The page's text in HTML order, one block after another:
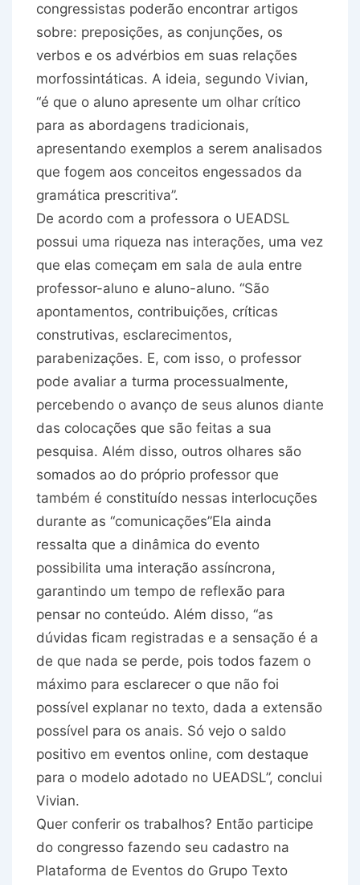
congressistas poderão encontrar artigos
sobre: preposições, as conjunções, os
verbos e os advérbios em suas relações
morfossintáticas. A ideia, segundo Vivian,
“é que o aluno apresente um olhar crítico
para as abordagens tradicionais,
apresentando exemplos a serem analisados
que fogem aos conceitos engessados da
gramática prescritiva”.
De acordo com a professora o UEADSL
possui uma riqueza nas interações, uma vez
que elas começam em sala de aula entre
professor-aluno e aluno-aluno. “São
apontamentos, contribuições, críticas
construtivas, esclarecimentos,
parabenizações. E, com isso, o professor
pode avaliar a turma processualmente,
percebendo o avanço de seus alunos diante
das colocações que são feitas a sua
pesquisa. Além disso, outros olhares são
somados ao do próprio professor que
também é constituído nessas interlocuções
durante as “comunicações”Ela ainda
ressalta que a dinâmica do evento
possibilita uma interação assíncrona,
garantindo um tempo de reflexão para
pensar no conteúdo. Além disso, “as
dúvidas ficam registradas e a sensação é a
de que nada se perde, pois todos fazem o
máximo para esclarecer o que não foi
possível explanar no texto, dada a extensão
possível para os anais. Só vejo o saldo
positivo em eventos online, com destaque
para o modelo adotado no UEADSL”, conclui
Vivian.
Quer conferir os trabalhos? Então participe
do congresso fazendo seu cadastro na
Plataforma de Eventos do Grupo Texto